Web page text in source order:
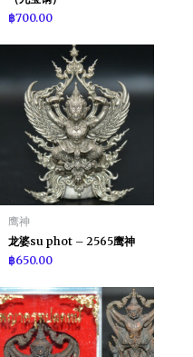
฿700.00
鹰神
龙婆su phot – 2565鹰神
฿650.00